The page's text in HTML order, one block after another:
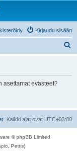
Kirjaudu sisään
asettamat evästeet?
Kaikki ajat ovat UTC+03:00
© phpBB Limited
Pettis)